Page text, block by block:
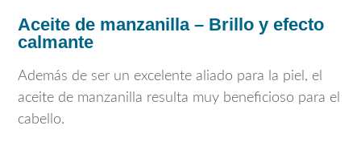
Aceite de manzanilla – Brillo y efecto
calmante
Además de ser un excelente aliado para la piel, el
aceite de manzanilla resulta muy beneficioso para el
cabello.